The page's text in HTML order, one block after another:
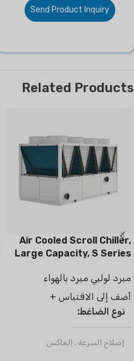
Send Product Inquiry
Related Products
Air Cooled Scroll Chiller,
Large Capacity, S Series
مبرد لولبي مبرد بالهواء
أضف إلى الاقتباس +
نوع الضاغط
إصلاح السرعة , العاكس